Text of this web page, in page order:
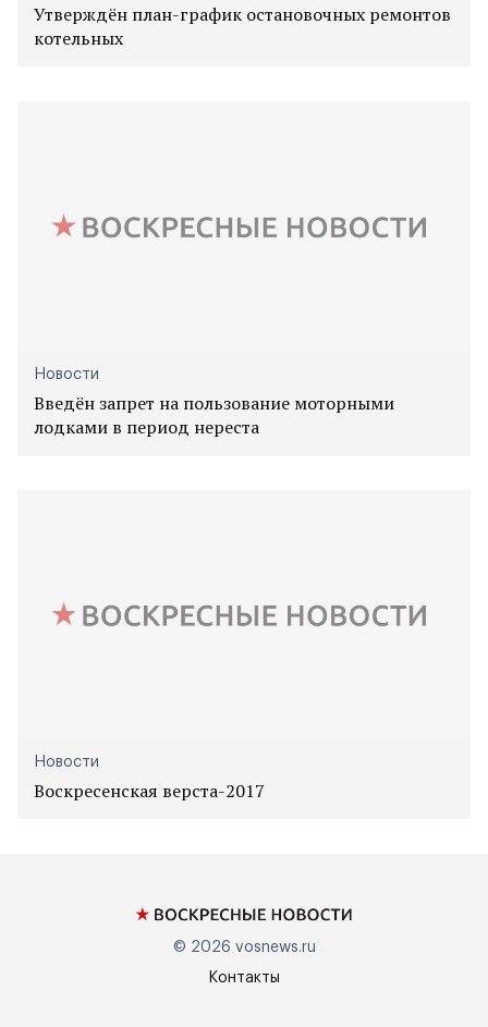
Утверждён план-график остановочных ремонтов
котельных
Новости
Введён запрет на пользование моторными
лодками в период нереста
Новости
Воскресенская верста-2017
© 2026 vosnews.ru
Контакты